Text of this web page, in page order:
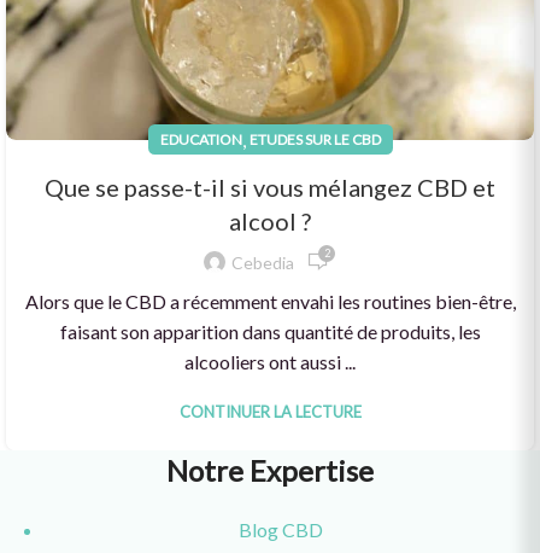
EDUCATION, ETUDES SUR LE CBD
Que se passe-t-il si vous mélangez CBD et
alcool ?
Cebedia 2
Alors que le CBD a récemment envahi les routines bien-être,
faisant son apparition dans quantité de produits, les
alcooliers ont aussi ...
CONTINUER LA LECTURE
Notre Expertise
Blog CBD